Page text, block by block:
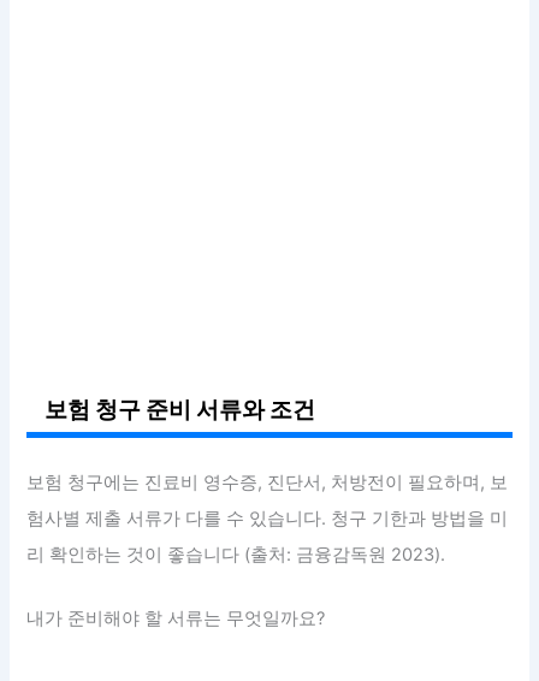
보험 청구 준비 서류와 조건
보험 청구에는 진료비 영수증, 진단서, 처방전이 필요하며, 보
험사별 제출 서류가 다를 수 있습니다. 청구 기한과 방법을 미
리 확인하는 것이 좋습니다 (출처: 금융감독원 2023).
내가 준비해야 할 서류는 무엇일까요?